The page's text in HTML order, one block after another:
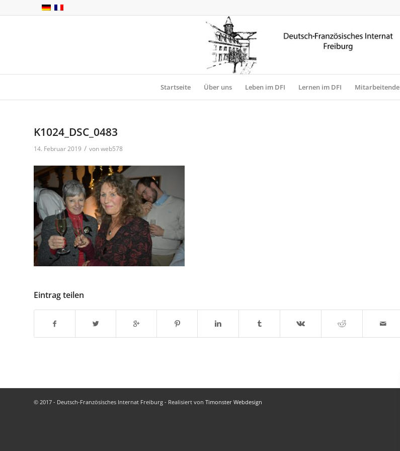
Startseite Über uns Leben im DFI Lernen im DFI Mitarbeitende
K1024_DSC_0483
14. Februar 2019 / vonweb578
Eintrag teilen
© 2017 - Deutsch-Französisches Internat Freiburg - Realisiert von Timonster Webdesign